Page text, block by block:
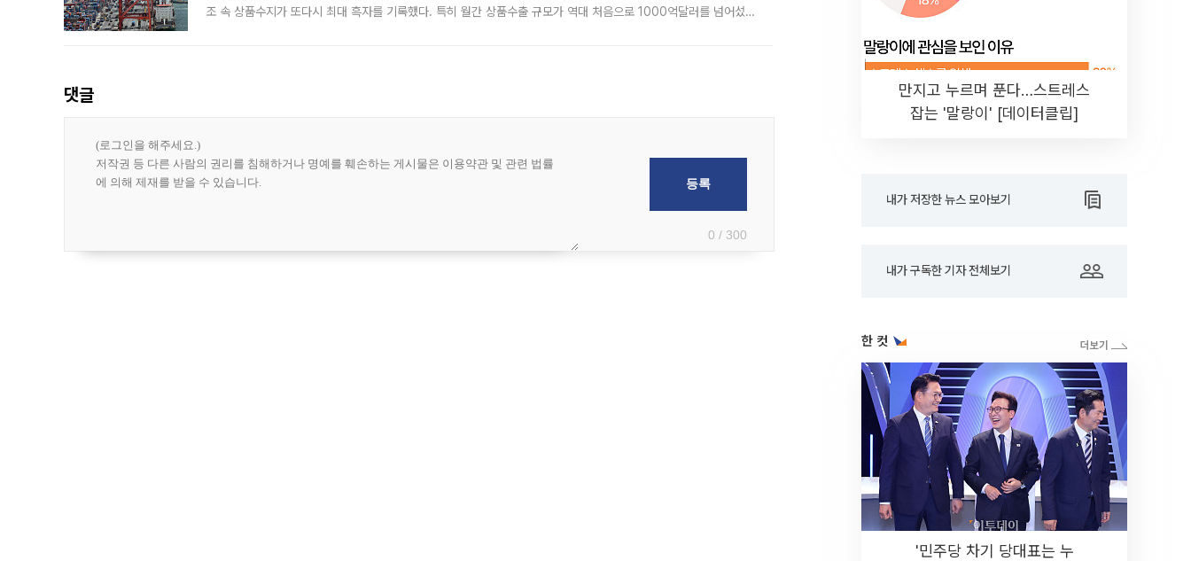
조 속 상품수지가 또다시 최대 흑자를 기록했다. 특히 월간 상품수출 규모가 역대 처음으로 1000억달러를 넘어섰
댓글
0 / 300
만지고 누르며 푼다…스트레스
잡는 '말랑이' [데이터클립]
내가 저장한 뉴스 모아보기
내가 구독한 기자 전체보기
한 컷
'민주당 차기 당대표는 누